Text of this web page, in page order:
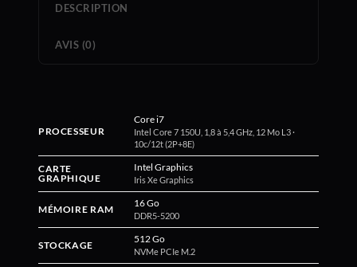
DESCRIPTION
AVIS (0)
PROCESSEUR
Core i7
Intel Core 7 150U, 1,8 à 5,4 GHz, 12 Mo L3 ·
10c/12t (2P+8E)
CARTE
GRAPHIQUE
Intel Graphics
Iris Xe Graphics
MÉMOIRE RAM
16 Go
DDR5-5200
STOCKAGE
512 Go
NVMe PCIe M.2